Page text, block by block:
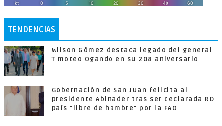
TENDENCIAS
Wilson Gómez destaca legado del general
Timoteo Ogando en su 208 aniversario
Gobernación de San Juan felicita al
presidente Abinader tras ser declarada RD
país "libre de hambre" por la FAO